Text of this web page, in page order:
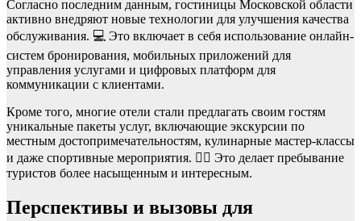
Согласно последним данным, гостиницы Московской области
активно внедряют новые технологии для улучшения качества
обслуживания. 💻 Это включает в себя использование онлайн-
систем бронирования, мобильных приложений для
управления услугами и цифровых платформ для
коммуникации с клиентами.
Кроме того, многие отели стали предлагать своим гостям
уникальные пакеты услуг, включающие экскурсии по
местным достопримечательностям, кулинарные мастер-классы
и даже спортивные мероприятия. 🏋️‍♂️ Это делает пребывание
туристов более насыщенным и интересным.
Перспективы и вызовы для